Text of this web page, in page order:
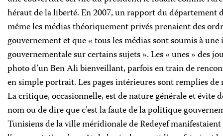
héraut de la liberté. En 2007, un rapport du département
même les médias théoriquement privés prenaient des
gouvernement et que « tous les médias sont soumis à
gouvernementale sur certains sujets ». Les « unes » des
photo d’un Ben Ali bienveillant, parfois en train de
en simple portrait. Les pages intérieures sont remplies de
La critique, occasionnelle, est de nature générale et évite
nom ou de dire que c’est la faute de la politique
Tunisiens de la ville méridionale de Redeyef